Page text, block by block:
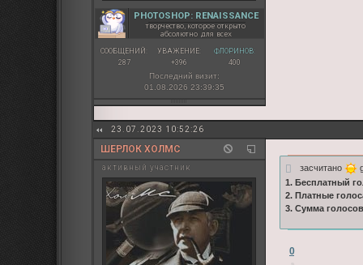
PHOTOSHOP: RENAISSANCE
творчество, которое открыто
абсолютно для всех
СООБЩЕНИЙ:
287
УВАЖЕНИЕ:
+396
ФЛОРИНОВ:
400
Последний визит:
01.08.2026 23:39:35
23.07.2023 10:52:26
ШЕРЛОК ХОЛМС
активный участник засчитано
1. Бесплатный
2. Платные
3. Сумма
0